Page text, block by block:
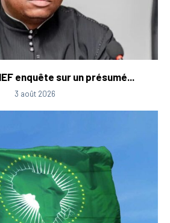
enquête sur un présumé...
3 août 2026